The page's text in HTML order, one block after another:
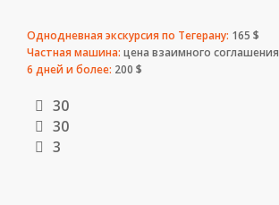
Однодневная экскурсия по Тегерану: 165 $
Частная машина: цена взаимного соглашения
6 дней и более: 200 $
30
30
3